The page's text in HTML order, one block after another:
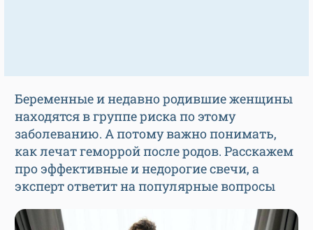
Беременные и недавно родившие женщины
находятся в группе риска по этому
заболеванию. А потому важно понимать,
как лечат геморрой после родов. Расскажем
про эффективные и недорогие свечи, а
эксперт ответит на популярные вопросы